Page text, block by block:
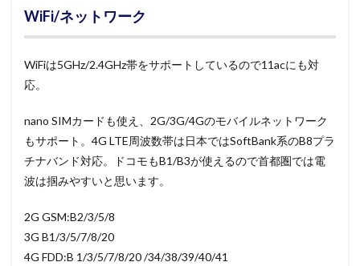
WiFi/ネットワーク
WiFiは5GHz/2.4GHz帯をサポートしているので11acにも対
応。
nano SIMカードも使え、2G/3G/4Gのモバイルネットワーク
もサポート。4G LTE周波数帯は日本ではSoftBank系のB8プラ
チナバンド対応。ドコモもB1/B3が使えるので首都圏では電
波は掴みやすいと思います。
2G GSM:B2/3/5/8
3G B1/3/5/7/8/20
4G FDD:B 1/3/5/7/8/20 /34/38/39/40/41